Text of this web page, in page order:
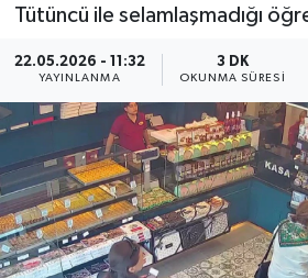
Tütüncü ile selamlaşmadığı
22.05.2026 - 11:32
YAYINLANMA
3 DK
OKUNMA SÜRESI
BİLİM VE TEKNOLOJİ
OTOMOBİL
KURUMSAL